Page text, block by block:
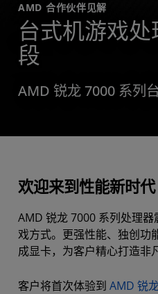
AMD 合作伙伴见解
台式机游戏
段
AMD 锐龙 7000 系列
欢迎来到性能新时代
AMD 锐龙 7000 系列处理
戏方式。更强性能、独创功
成显卡，为客户精心打造非
客户将首次体验到 AMD 锐